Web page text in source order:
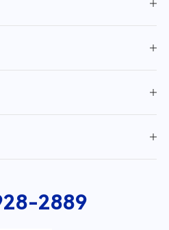
2889